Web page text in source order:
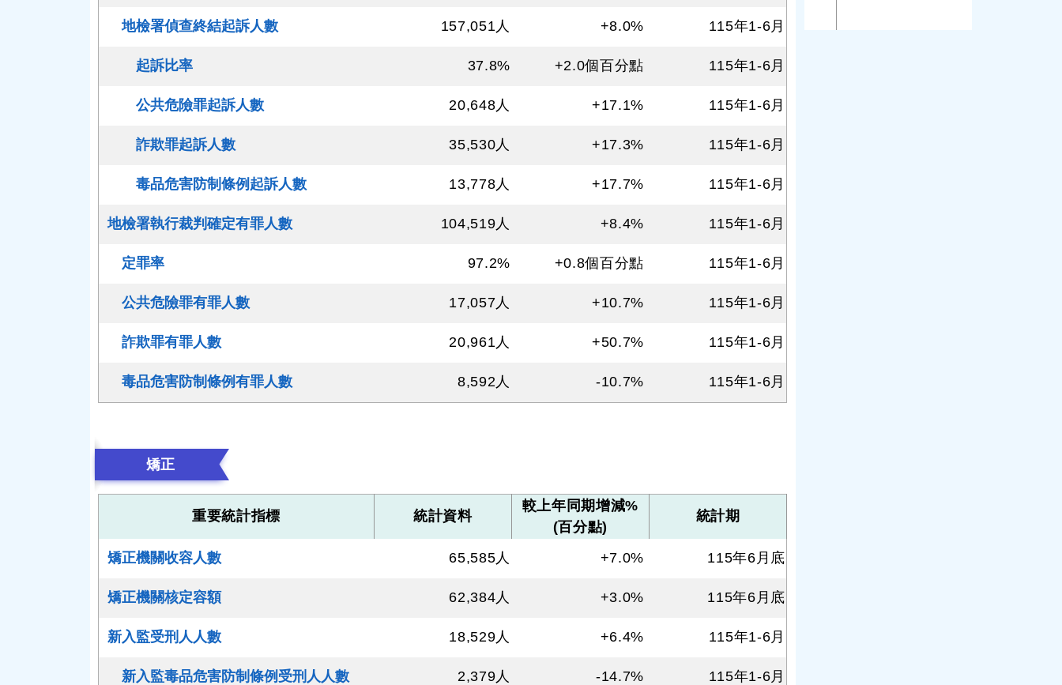
157,051人 +8.0% 115年1-6月
37.8% +2.0個百分點 115年1-6月
20,648人 +17.1% 115年1-6月
35,530人 +17.3% 115年1-6月
13,778人 +17.7% 115年1-6月
104,519人 +8.4% 115年1-6月
97.2% +0.8個百分點 115年1-6月
17,057人 +10.7% 115年1-6月
20,961人 +50.7% 115年1-6月
8,592人 -10.7% 115年1-6月
矯正
重要統計指標 統計資料
較上年同期增減%
(百分點)
統計期
65,585人 +7.0% 115年6月底
62,384人 +3.0% 115年6月底
18,529人 +6.4% 115年1-6月
2,379人 -14.7% 115年1-6月